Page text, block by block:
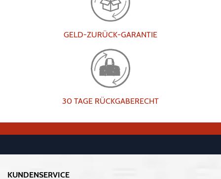
GELD-ZURÜCK-GARANTIE
30 TAGE RÜCKGABERECHT
KUNDENSERVICE